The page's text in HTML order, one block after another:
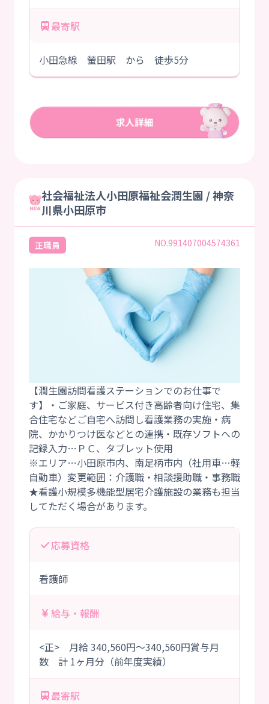
最寄駅
小田急線 螢田駅 から 徒歩5分
社会福祉法人小田原福祉会潤生園 / 神奈
川県小田原市
正職員 NO.991407004574361
【潤生園訪問看護ステーションでのお仕事で
す】・ご家庭、サービス付き高齢者向け住宅、集
合住宅などご自宅へ訪問し看護業務の実施・病
院、かかりつけ医などとの連携・既存ソフトへの
記録入力…ＰＣ、タブレット使用
※エリア…小田原市内、南足柄市内（社用車…軽
自動車）変更範囲：介護職・相談援助職・事務職
★看護小規模多機能型居宅介護施設の業務も担当
応募資格
看護師
給与・報酬
<正> 月給 340,560円～340,560円賞与月
数 計 1ヶ月分（前年度実績）
最寄駅